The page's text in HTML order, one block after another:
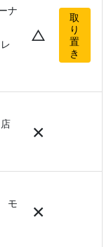
ナ
△
取
り
置
き
×
モ
×